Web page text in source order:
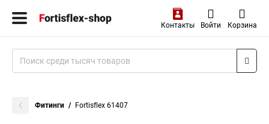
Контакты Войти Корзина
Фитинги Fortisflex 61407